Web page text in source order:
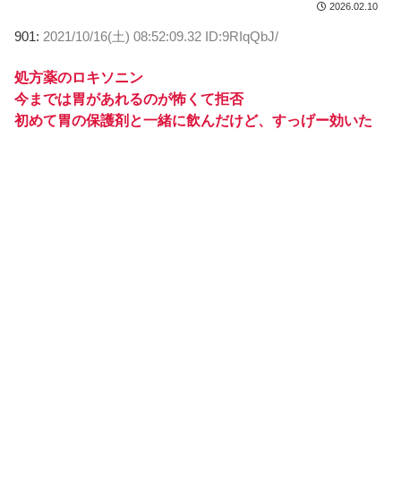
2026.02.10
901: 2021/10/16(土) 08:52:09.32 ID:9RIqQbJ/
処方薬のロキソニン
今までは胃があれるのが怖くて拒否
初めて胃の保護剤と一緒に飲んだけど、すっげー効いた